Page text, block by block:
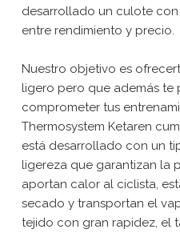
desarrollado un culote
entre rendimiento y precio.
Nuestro objetivo es
ligero pero que además te
comprometer tus
Thermosystem Ketaren
está desarrollado con un
ligereza que garantizan la
aportan calor al ciclista,
secado y transportan el
tejido con gran rapidez, el